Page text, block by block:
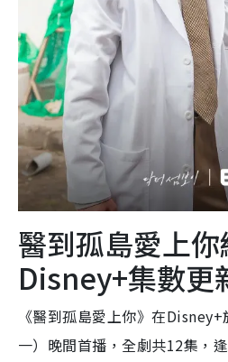
醫到孤島愛上你
Disney+集數更
《醫到孤島愛上你》在
一）晚間首播，全劇共12集，